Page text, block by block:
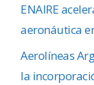
ENAIRE
aeronáutica
Aerolíneas
la